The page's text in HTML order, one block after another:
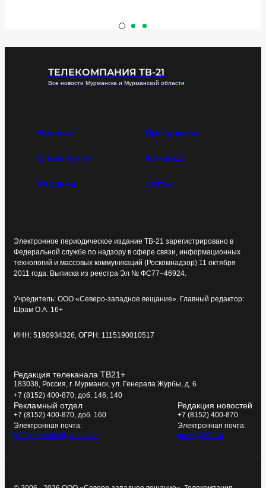
ТЕЛЕКОМПАНИЯ ТВ-21
Все новости Мурманска и Мурманской области
Новости Программы
О компании Команда
Реклама Статьи
Электронное периодическое издание ТВ-21 зарегистрировано в
Федеральной службе по надзору в сфере связи, информационных
технологий и массовых коммуникаций (Роскомнадзор) 11 октября
2011 года. Выписка из реестра Эл № ФС77–46924.
Учредитель: ООО «Северо-западное вещание». Главный редактор:
Шрам О.А. 16+
ИНН: 5190934326, ОГРН: 1115190010517
Редакция телеканала ТВ21+
183038, Россия, г. Мурманск, ул. Генерала Журбы, д. 6
+7 (8152) 400-870, доб. 146, 140
Рекламный отдел
+7 (8152) 400-870, доб. 160
Электронная почта:
tv21kompania@yandex.ru
Редакция новостей
+7 (8152) 400-870
Электронная почта:
news@tv21.ru